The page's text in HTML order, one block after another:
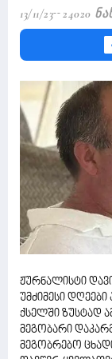
13/11/23 24020
ჟურნალისტი
უმძიმესი
ქსელში ზუსტად
მეგობარი
მეგობრებო